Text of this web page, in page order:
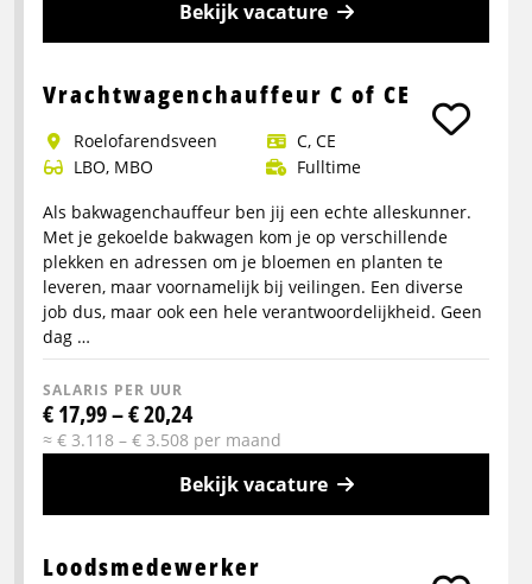
Bekijk vacature
info
Chauffeur
Portaalwagen
Vrachtwagenchauffeur C of CE
Roelofarendsveen
C, CE
LBO, MBO
Fulltime
Als bakwagenchauffeur ben jij een echte alleskunner.
Met je gekoelde bakwagen kom je op verschillende
plekken en adressen om je bloemen en planten te
leveren, maar voornamelijk bij veilingen. Een diverse
job dus, maar ook een hele verantwoordelijkheid. Geen
dag …
SALARIS PER UUR
€ 17,99 – € 20,24
≈ € 3.118 – € 3.508 per maand
Bekijk vacature
info
Loodsmedewerker